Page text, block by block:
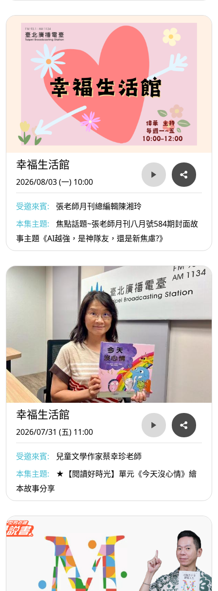
幸福生活館
2026/08/03 (一) 10:00
受邀來賓:
張老師月刊總編輯陳湘玲
本集主題:
焦點話題~張老師月刊八月號584期封面故
事主題《AI越強，是神隊友，還是新焦慮?》
幸福生活館
2026/07/31 (五) 11:00
受邀來賓:
兒童文學作家蔡幸珍老師
本集主題:
★【閱讀好時光】單元《今天沒心情》繪
本故事分享